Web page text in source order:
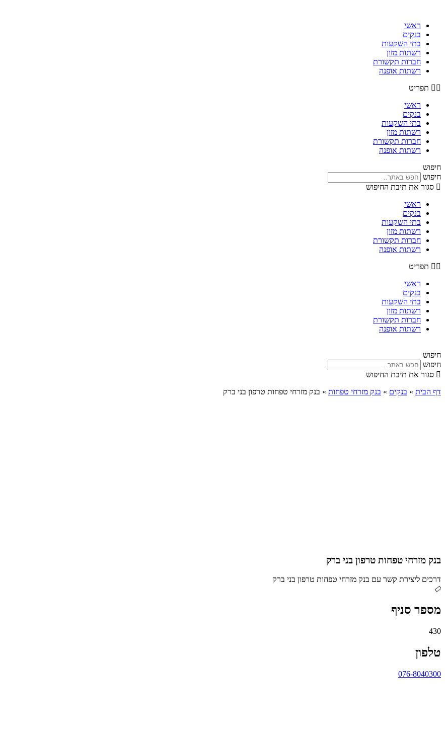
ראשי
בנקים
בתי השקעות
רשתות מזון
חברות תקשורת
רשתות אופנה
תפריט
ראשי
בנקים
בתי השקעות
רשתות מזון
חברות תקשורת
רשתות אופנה
חיפוש
חיפוש
סגור את תיבת החיפוש
ראשי
בנקים
בתי השקעות
רשתות מזון
חברות תקשורת
רשתות אופנה
תפריט
ראשי
בנקים
בתי השקעות
רשתות מזון
חברות תקשורת
רשתות אופנה
חיפוש
חיפוש
סגור את תיבת החיפוש
דף הבית » בנקים » בנק מזרחי טפחות » בנק מזרחי טפחות טרפון בני ברק
בנק מזרחי טפחות טרפון בני ברק
דרכים ליצירת קשר עם בנק מזרחי טפחות טרפון בני ברק
מספר סניף
430
טלפון
076-8040300